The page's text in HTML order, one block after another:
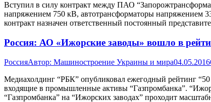
Вступил в силу контракт между ПАО
напряжением 750 кВ, автотрансформаторы напряжением
контракт назначен ответственный постоянный
Россия: АО «Ижорские заводы» вошло в
РоссияАвтор: Машиностроение Украины и мира04.05.2016
Медиахолдинг “РБК” опубликовал ежегодный рейтинг
входящие в промышленные активы “Газпромбанка”.
“Газпромбанка” на “Ижорских заводах” проходит